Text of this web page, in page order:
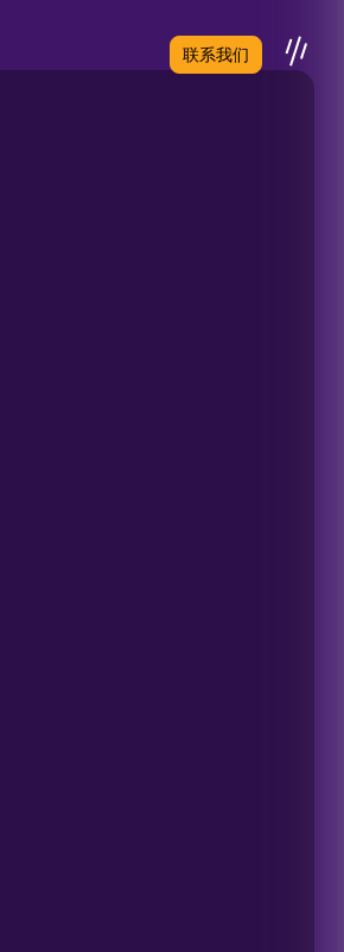
联系我们